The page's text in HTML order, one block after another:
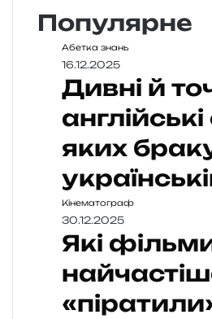
Популярне
Абетка знань
16.12.2025
Дивні й
яких
Кінематограф
30.12.2025
Які